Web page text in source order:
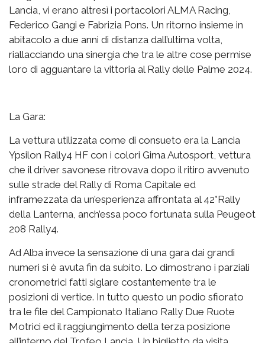
Lancia, vi erano altresì i portacolori ALMA Racing,
Federico Gangi e Fabrizia Pons. Un ritorno insieme in
abitacolo a due anni di distanza dall’ultima volta,
riallacciando una sinergia che tra le altre cose permise
loro di agguantare la vittoria al Rally delle Palme 2024.
La Gara:
La vettura utilizzata come di consueto era la Lancia
Ypsilon Rally4 HF con i colori Gima Autosport, vettura
che il driver savonese ritrovava dopo il ritiro avvenuto
sulle strade del Rally di Roma Capitale ed
inframezzata da un’esperienza affrontata al 42°Rally
della Lanterna, anch’essa poco fortunata sulla Peugeot
208 Rally4.
Ad Alba invece la sensazione di una gara dai grandi
numeri si è avuta fin da subito. Lo dimostrano i parziali
cronometrici fatti siglare costantemente tra le
posizioni di vertice. In tutto questo un podio sfiorato
tra le file del Campionato Italiano Rally Due Ruote
Motrici ed il raggiungimento della terza posizione